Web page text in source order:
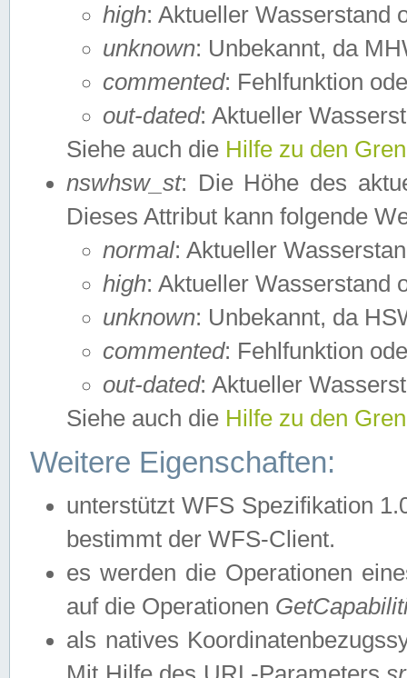
high: Aktueller Wasserstand
unknown: Unbekannt, da
commented: Fehlfunktion
out-dated: Aktueller
Siehe auch die Hilfe zu den
nswhsw_st: Die Höhe des
Dieses Attribut kann folgende
normal: Aktueller
high: Aktueller Wasserstand
unknown: Unbekannt, da
commented: Fehlfunktion
out-dated: Aktueller
Siehe auch die Hilfe zu den
Weitere Eigenschaften:
unterstützt WFS Spezifikation
bestimmt der WFS-Client.
es werden die Operationen
auf die Operationen
als natives